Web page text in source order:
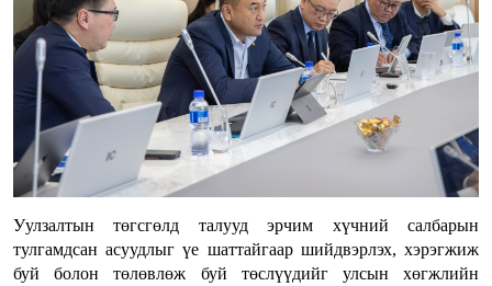
Уулзалтын төгсгөлд талууд эрчим хүчний салбарын
тулгамдсан асуудлыг үе шаттайгаар шийдвэрлэх, хэрэгжиж
буй болон төлөвлөж буй төслүүдийг улсын хөгжлийн